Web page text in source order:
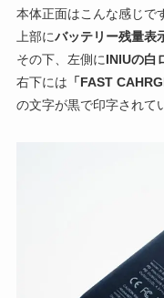
本体正面はこんな感じで
上部にバッテリー残量表
その下、左側にINIUの白
右下には 「FAST
の文字が黒で印字されて